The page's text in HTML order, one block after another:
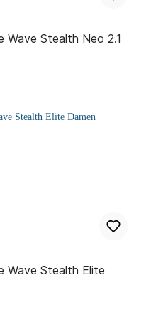
Wave Stealth Neo 2.1
Wave Stealth Elite